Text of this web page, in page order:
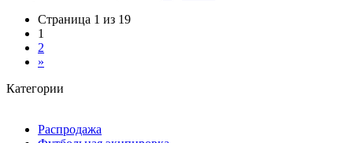
Страница 1 из 19
1
2
»
Категории
Распродажа